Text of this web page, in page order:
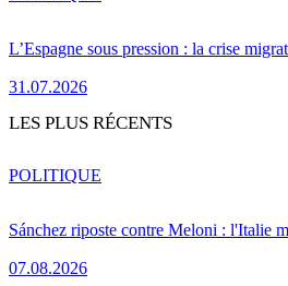
L’Espagne sous pression : la crise
31.07.2026
LES PLUS RÉCENTS
Sánchez riposte contre Meloni : l'Italie
07.08.2026
POLITIQUE